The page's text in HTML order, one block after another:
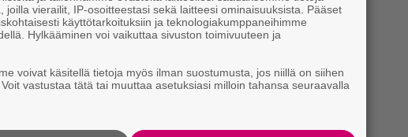
joilla vierailit, IP-osoitteestasi sekä laitteesi ominaisuuksista. Pääset
käyttötarkoituksiin ja teknologiakumppaneihimme
Hylkääminen voi vaikuttaa sivuston toimivuuteen ja
voivat käsitellä tietoja myös ilman suostumusta, jos niillä on siihen
vastustaa tätä tai muuttaa asetuksiasi milloin tahansa seuraavalla